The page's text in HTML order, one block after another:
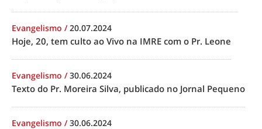
Evangelismo /20.07.2024
Hoje, 20, tem culto ao Vivo na IMRE com o Pr. Leone
Evangelismo /30.06.2024
Texto do Pr. Moreira Silva, publicado no Jornal Pequeno
Evangelismo /30.06.2024